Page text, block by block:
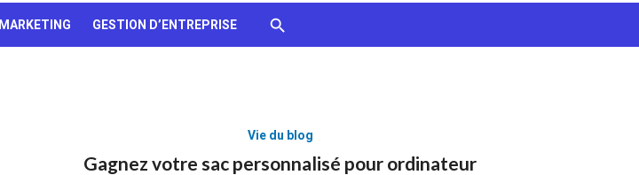
chocolats…
MARKETING GESTION D’ENTREPRISE
Vie du blog
Gagnez votre sac personnalisé pour ordinateur